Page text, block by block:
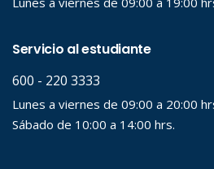
Desde...